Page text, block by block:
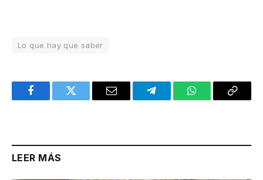
Lo que hay que saber
FacebookTwitter Email TelegramWhatsAppCopy
LEER MÁS